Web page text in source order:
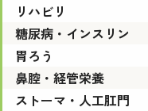
リハビリ
糖尿病・インスリン
胃ろう
鼻腔・経管栄養
ストーマ・人工肛門